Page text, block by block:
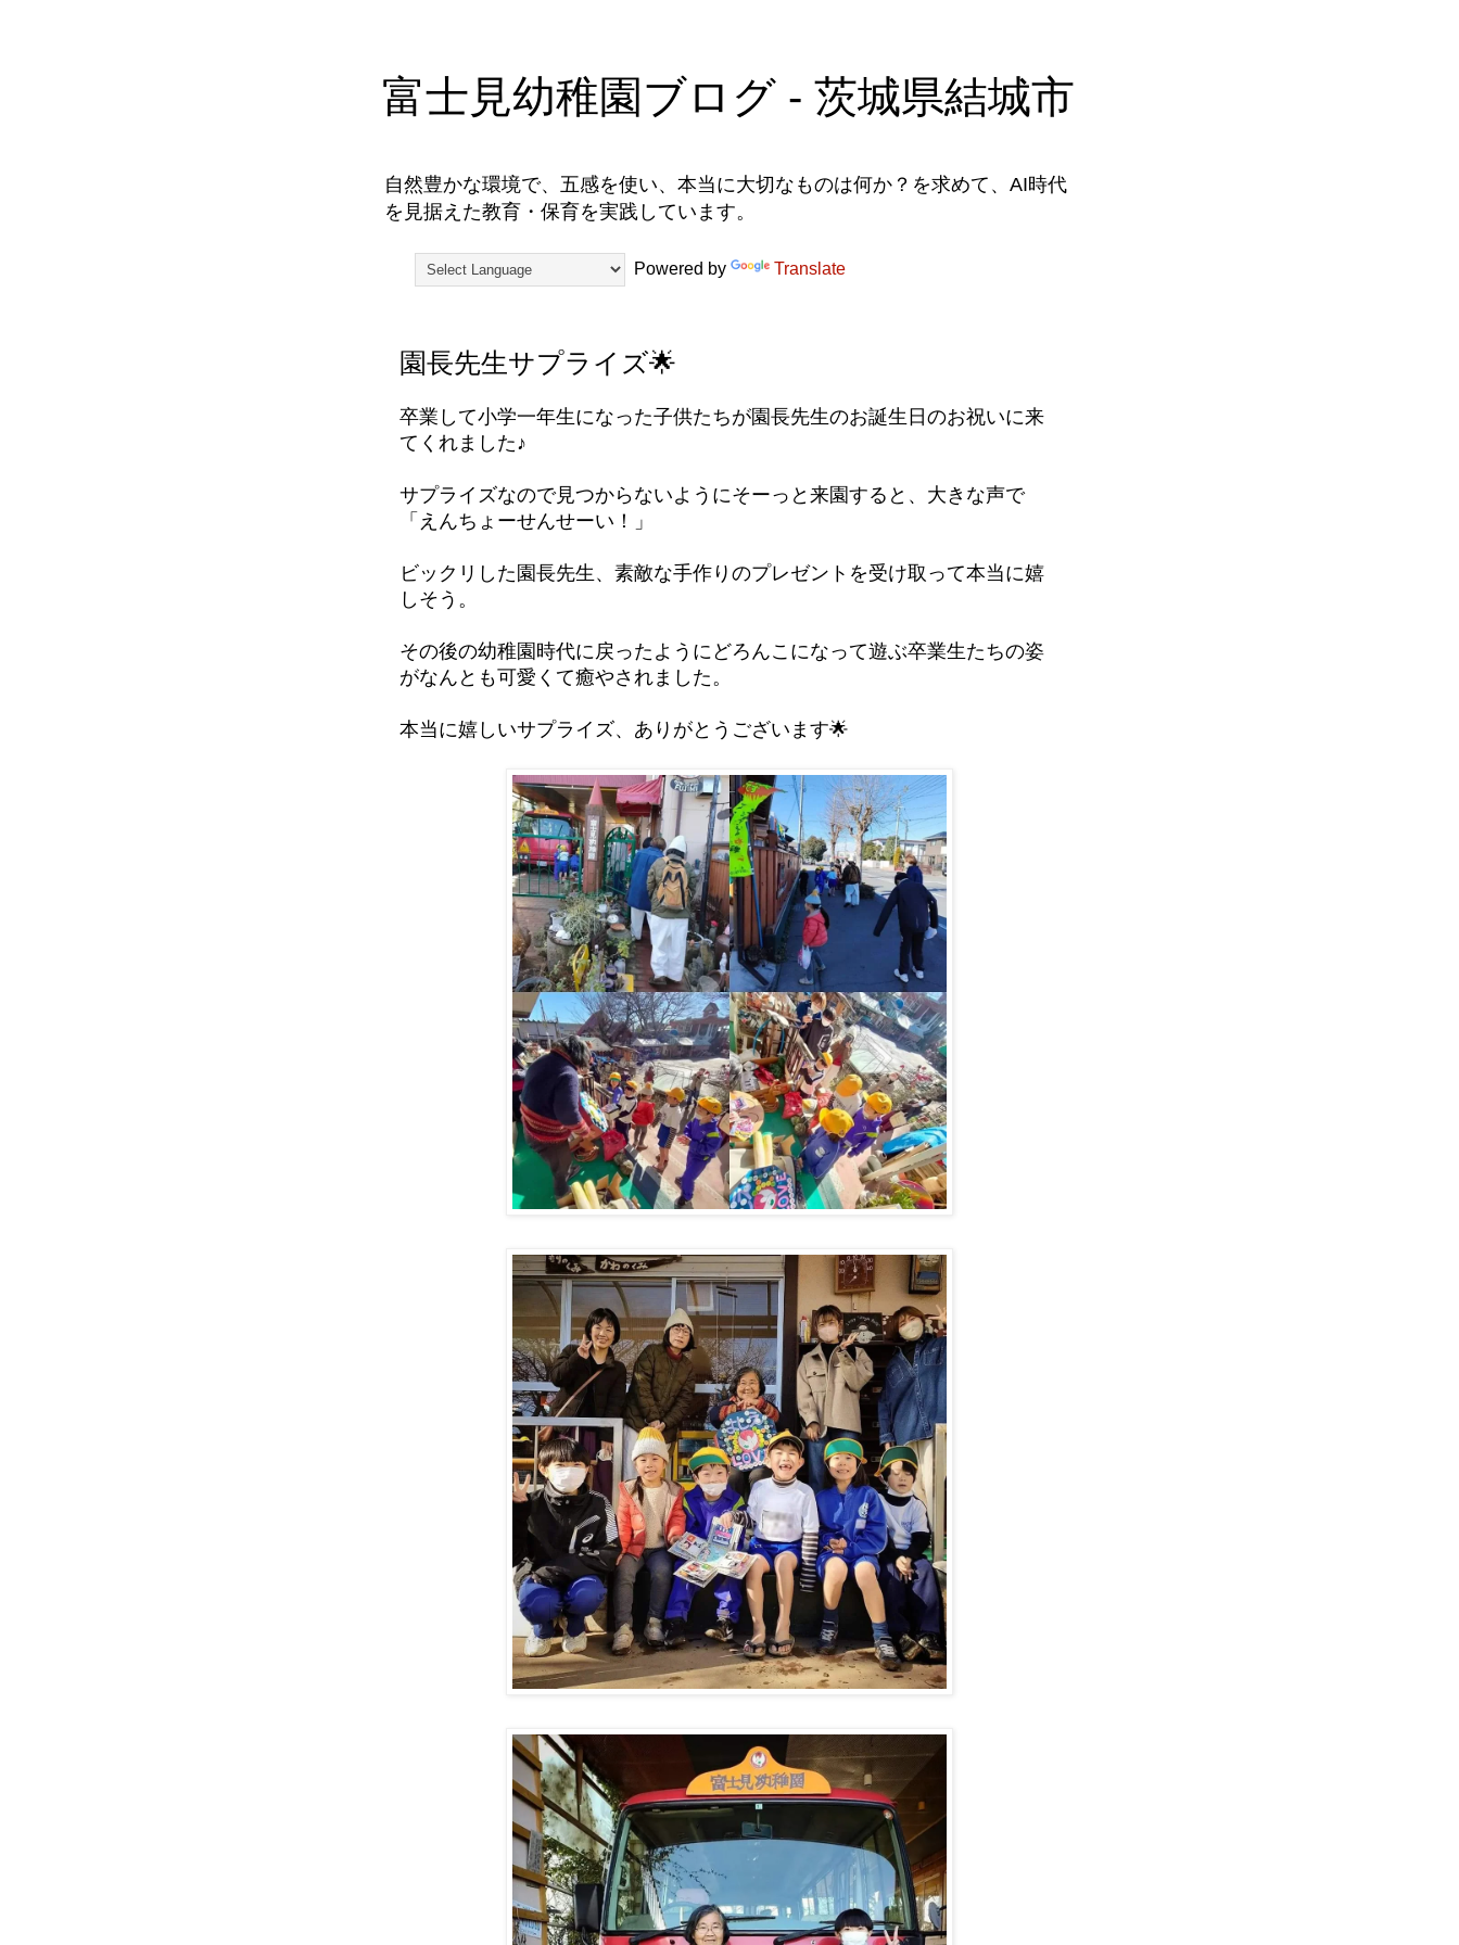
富士見幼稚園ブログ - 茨城県結城市
自然豊かな環境で、五感を使い、本当に大切なものは何か？を求めて、AI時代
を見据えた教育・保育を実践しています。
Powered by Translate
園長先生サプライズ🌟
卒業して小学一年生になった子供たちが園長先生のお誕生日のお祝いに来
てくれました♪
サプライズなので見つからないようにそーっと来園すると、大きな声で
「えんちょーせんせーい！」
ビックリした園長先生、素敵な手作りのプレゼントを受け取って本当に嬉
しそう。
その後の幼稚園時代に戻ったようにどろんこになって遊ぶ卒業生たちの姿
がなんとも可愛くて癒やされました。
本当に嬉しいサプライズ、ありがとうございます🌟